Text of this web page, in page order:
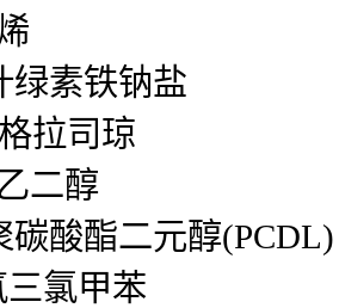
绿素铁钠盐
拉司琼
二醇
碳酸酯二元醇(PCDL)
三氯甲苯